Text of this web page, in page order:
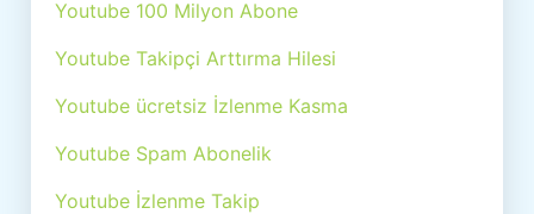
Youtube 100 Milyon Abone
Youtube Takipçi Arttırma Hilesi
Youtube ücretsiz İzlenme Kasma
Youtube Spam Abonelik
Youtube İzlenme Takip